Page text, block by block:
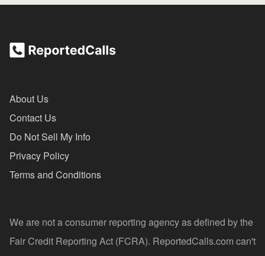
About Us
Contact Us
Do Not Sell My Info
Privacy Policy
Terms and Conditions
We are not a consumer reporting agency as defined by the
Fair Credit Reporting Act (FCRA). ReportedCalls.com can't